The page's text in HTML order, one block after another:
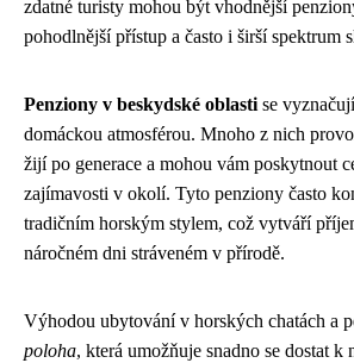
zdatné turisty mohou být vhodnější
pohodlnější přístup a často i širší spektrum
Penziony v beskydské oblasti se
domáckou atmosférou. Mnoho z nich
žijí po generace a mohou vám poskytnout
zajímavosti v okolí. Tyto penziony často
tradičním horským stylem, což vytváří
náročném dni stráveném v přírodě.
Výhodou ubytování v horských chatách a
poloha, která umožňuje snadno se dostat